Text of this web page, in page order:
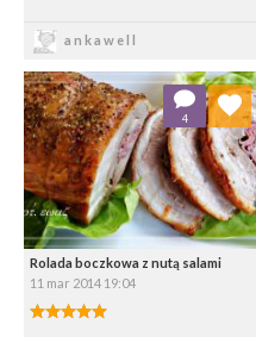
ankawell
Rolada boczkowa z nutą salami
11 mar 2014 19:04
4
Dodaj do ulubionych
Wybierz listę: